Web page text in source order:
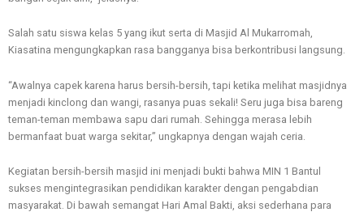
Salah satu siswa kelas 5 yang ikut serta di Masjid Al Mukarromah,
Kiasatina mengungkapkan rasa bangganya bisa berkontribusi langsung.
“Awalnya capek karena harus bersih-bersih, tapi ketika melihat masjidnya
menjadi kinclong dan wangi, rasanya puas sekali! Seru juga bisa bareng
teman-teman membawa sapu dari rumah. Sehingga merasa lebih
bermanfaat buat warga sekitar,” ungkapnya dengan wajah ceria.
Kegiatan bersih-bersih masjid ini menjadi bukti bahwa MIN 1 Bantul
sukses mengintegrasikan pendidikan karakter dengan pengabdian
masyarakat. Di bawah semangat Hari Amal Bakti, aksi sederhana para